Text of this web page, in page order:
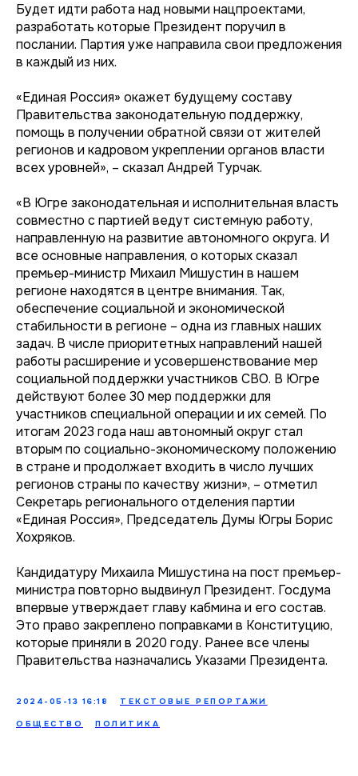
Будет идти работа над новыми нацпроектами,
разработать которые Президент поручил в
послании. Партия уже направила свои предложения
в каждый из них.
«Единая Россия» окажет будущему составу
Правительства законодательную поддержку,
помощь в получении обратной связи от жителей
регионов и кадровом укреплении органов власти
всех уровней», – сказал Андрей Турчак.
«В Югре законодательная и исполнительная власть
совместно с партией ведут системную работу,
направленную на развитие автономного округа. И
все основные направления, о которых сказал
премьер-министр Михаил Мишустин в нашем
регионе находятся в центре внимания. Так,
обеспечение социальной и экономической
стабильности в регионе – одна из главных наших
задач. В числе приоритетных направлений нашей
работы расширение и усовершенствование мер
социальной поддержки участников СВО. В Югре
действуют более 30 мер поддержки для
участников специальной операции и их семей. По
итогам 2023 года наш автономный округ стал
вторым по социально-экономическому положению
в стране и продолжает входить в число лучших
регионов страны по качеству жизни», – отметил
Секретарь регионального отделения партии
«Единая Россия», Председатель Думы Югры Борис
Хохряков.
Кандидатуру Михаила Мишустина на пост премьер-
министра повторно выдвинул Президент. Госдума
впервые утверждает главу кабмина и его состав.
Это право закреплено поправками в Конституцию,
которые приняли в 2020 году. Ранее все члены
Правительства назначались Указами Президента.
2024-05-13 16:18 ТЕКСТОВЫЕ РЕПОРТАЖИ
ОБЩЕСТВО ПОЛИТИКА